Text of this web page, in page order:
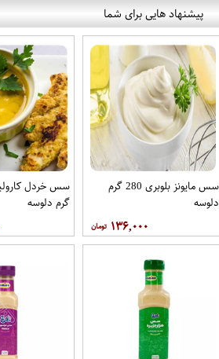
پیشنهاد هایی برای شما
سس مایونز بلوبری 280 گرم
دلوسه
۱۳۶,۰۰۰
گرم دلوسه